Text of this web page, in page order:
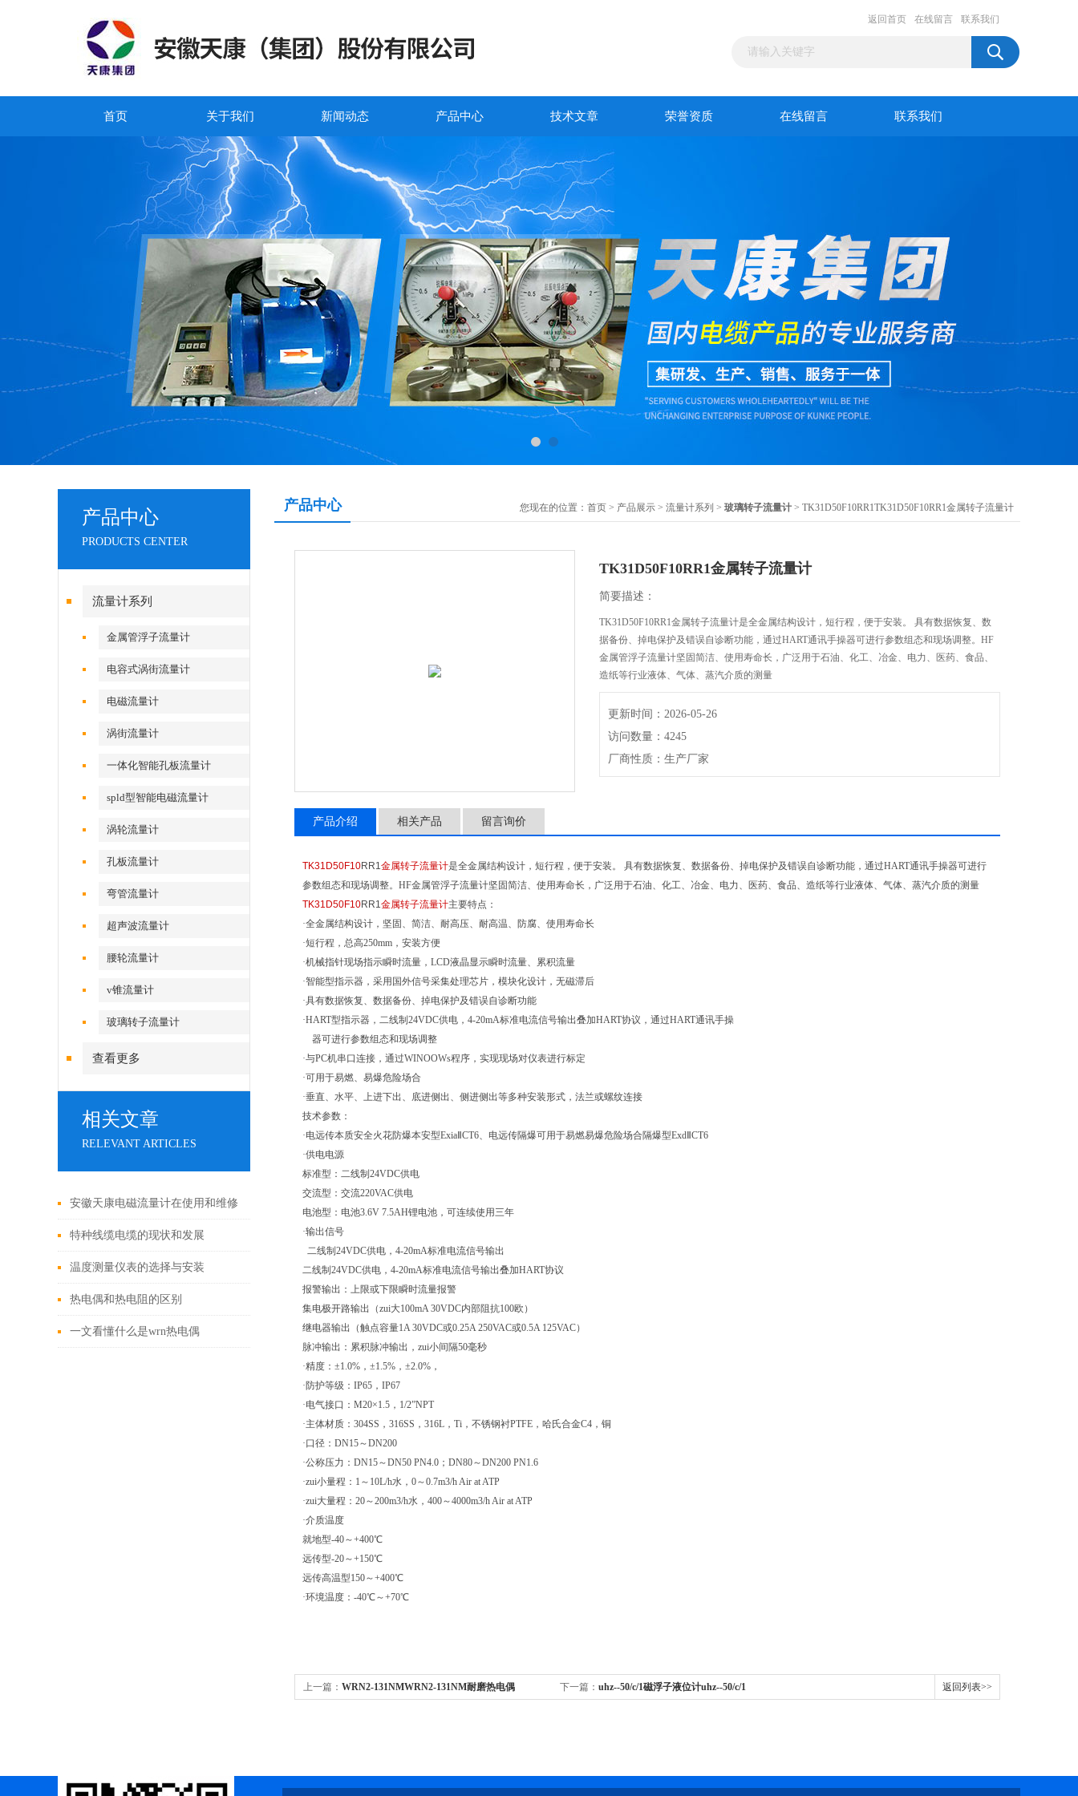
返回首页 在线留言 联系我们
首页 关于我们 新闻动态 产品中心 技术文章 荣誉资质 在线留言 联系我们
产品中心
PRODUCTS CENTER
流量计系列
金属管浮子流量计
电容式涡街流量计
电磁流量计
涡街流量计
一体化智能孔板流量计
spld型智能电磁流量计
涡轮流量计
孔板流量计
弯管流量计
超声波流量计
腰轮流量计
v锥流量计
玻璃转子流量计
查看更多
相关文章
RELEVANT ARTICLES
安徽天康电磁流量计在使用和维修
中应注意事项
特种线缆电缆的现状和发展
温度测量仪表的选择与安装
热电偶和热电阻的区别
一文看懂什么是wrn热电偶
产品中心 您现在的位置： 首页 > 产品展示 > 流量计系列 > 玻璃转子流量计 > TK31D50F10RR1TK31D50F10RR1金属转子流量计
TK31D50F10RR1金属转子流量计
简要描述：
TK31D50F10RR1金属转子流量计是全金属结构设计，短行程，便于安装。 具有数据恢复、数
据备份、掉电保护及错误自诊断功能，通过HART通讯手操器可进行参数组态和现场调整。HF
金属管浮子流量计坚固简洁、使用寿命长，广泛用于石油、化工、冶金、电力、医药、食品、
造纸等行业液体、气体、蒸汽介质的测量
更新时间：2026-05-26
访问数量：4245
厂商性质：生产厂家
产品介绍 相关产品 留言询价
TK31D50F10RR1金属转子流量计是全金属结构设计，短行程，便于安装。 具有数据恢复、数据备份、掉电保护及错误自诊断功能，通过HART通讯手操器可进行
参数组态和现场调整。HF金属管浮子流量计坚固简洁、使用寿命长，广泛用于石油、化工、冶金、电力、医药、食品、造纸等行业液体、气体、蒸汽介质的测量
TK31D50F10RR1金属转子流量计主要特点：
·全金属结构设计，坚固、简洁、耐高压、耐高温、防腐、使用寿命长
·短行程，总高250mm，安装方便
·机械指针现场指示瞬时流量，LCD液晶显示瞬时流量、累积流量
·智能型指示器，采用国外信号采集处理芯片，模块化设计，无磁滞后
·具有数据恢复、数据备份、掉电保护及错误自诊断功能
·HART型指示器，二线制24VDC供电，4-20mA标准电流信号输出叠加HART协议，通过HART通讯手操
器可进行参数组态和现场调整
·与PC机串口连接，通过WINOOWs程序，实现现场对仪表进行标定
·可用于易燃、易爆危险场合
·垂直、水平、上进下出、底进侧出、侧进侧出等多种安装形式，法兰或螺纹连接
技术参数：
·电远传本质安全火花防爆本安型ExiaⅡCT6、电远传隔爆可用于易燃易爆危险场合隔爆型ExdⅡCT6
·供电电源
标准型：二线制24VDC供电
交流型：交流220VAC供电
电池型：电池3.6V 7.5AH锂电池，可连续使用三年
·输出信号
二线制24VDC供电，4-20mA标准电流信号输出
二线制24VDC供电，4-20mA标准电流信号输出叠加HART协议
报警输出：上限或下限瞬时流量报警
集电极开路输出（zui大100mA 30VDC内部阻抗100欧）
继电器输出（触点容量1A 30VDC或0.25A 250VAC或0.5A 125VAC）
脉冲输出：累积脉冲输出，zui小间隔50毫秒
·精度：±1.0%，±1.5%，±2.0%，
·防护等级：IP65，IP67
·电气接口：M20×1.5，1/2”NPT
·主体材质：304SS，316SS，316L，Ti，不锈钢衬PTFE，哈氏合金C4，铜
·口径：DN15～DN200
·公称压力：DN15～DN50 PN4.0；DN80～DN200 PN1.6
·zui小量程：1～10L/h水，0～0.7m3/h Air at ATP
·zui大量程：20～200m3/h水，400～4000m3/h Air at ATP
·介质温度
就地型-40～+400℃
远传型-20～+150℃
远传高温型150～+400℃
·环境温度：-40℃～+70℃
上一篇： WRN2-131NMWRN2-131NM耐磨热电偶 下一篇： uhz--50/c/1磁浮子液位计uhz--50/c/1 返回列表>>